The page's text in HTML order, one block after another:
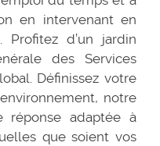
en intervenant en
d’un jardin
des Services
Définissez votre
notre
réponse adaptée à
que soient vos